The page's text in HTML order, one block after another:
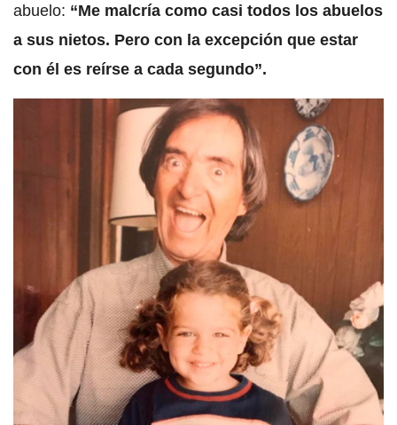
abuelo: “Me malcría como casi todos los abuelos
a sus nietos. Pero con la excepción que estar
con él es reírse a cada segundo”.